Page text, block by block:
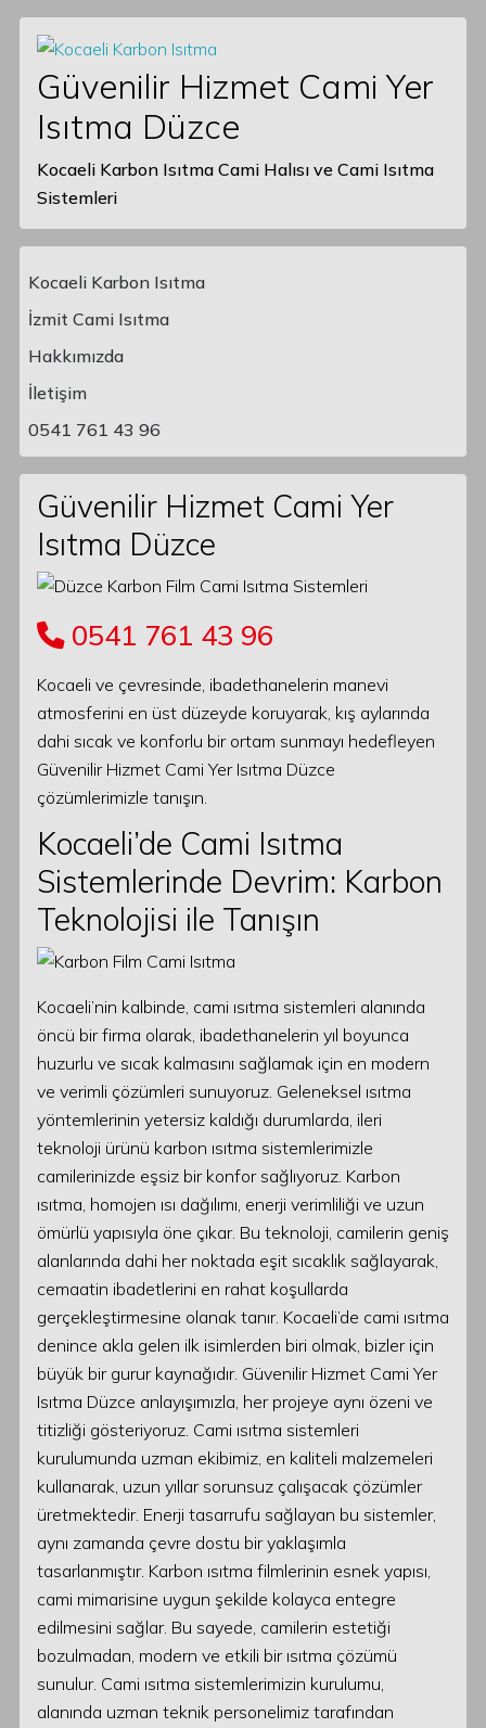
Güvenilir Hizmet Cami Yer
Isıtma Düzce
Kocaeli Karbon Isıtma Cami Halısı ve Cami Isıtma
Sistemleri
Main Navigation
Kocaeli Karbon Isıtma
İzmit Cami Isıtma
Hakkımızda
İletişim
0541 761 43 96
Güvenilir Hizmet Cami Yer
Isıtma Düzce
0541 761 43 96
Kocaeli ve çevresinde, ibadethanelerin manevi
atmosferini en üst düzeyde koruyarak, kış aylarında
dahi sıcak ve konforlu bir ortam sunmayı hedefleyen
Güvenilir Hizmet Cami Yer Isıtma Düzce
çözümlerimizle tanışın.
Kocaeli’de Cami Isıtma
Sistemlerinde Devrim: Karbon
Teknolojisi ile Tanışın
Kocaeli’nin kalbinde, cami ısıtma sistemleri alanında
öncü bir firma olarak, ibadethanelerin yıl boyunca
huzurlu ve sıcak kalmasını sağlamak için en modern
ve verimli çözümleri sunuyoruz. Geleneksel ısıtma
yöntemlerinin yetersiz kaldığı durumlarda, ileri
teknoloji ürünü karbon ısıtma sistemlerimizle
camilerinizde eşsiz bir konfor sağlıyoruz. Karbon
ısıtma, homojen ısı dağılımı, enerji verimliliği ve uzun
ömürlü yapısıyla öne çıkar. Bu teknoloji, camilerin geniş
alanlarında dahi her noktada eşit sıcaklık sağlayarak,
cemaatin ibadetlerini en rahat koşullarda
gerçekleştirmesine olanak tanır. Kocaeli’de cami ısıtma
denince akla gelen ilk isimlerden biri olmak, bizler için
büyük bir gurur kaynağıdır. Güvenilir Hizmet Cami Yer
Isıtma Düzce anlayışımızla, her projeye aynı özeni ve
titizliği gösteriyoruz. Cami ısıtma sistemleri
kurulumunda uzman ekibimiz, en kaliteli malzemeleri
kullanarak, uzun yıllar sorunsuz çalışacak çözümler
üretmektedir. Enerji tasarrufu sağlayan bu sistemler,
aynı zamanda çevre dostu bir yaklaşımla
tasarlanmıştır. Karbon ısıtma filmlerinin esnek yapısı,
cami mimarisine uygun şekilde kolayca entegre
edilmesini sağlar. Bu sayede, camilerin estetiği
bozulmadan, modern ve etkili bir ısıtma çözümü
sunulur. Cami ısıtma sistemlerimizin kurulumu,
alanında uzman teknik personelimiz tarafından